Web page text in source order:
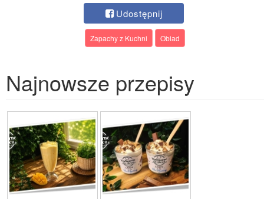
Udostępnij
Zapachy z Kuchni Obiad
Najnowsze przepisy